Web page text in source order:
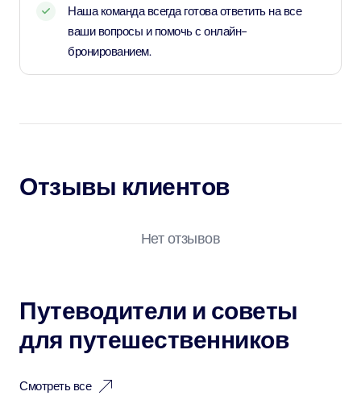
Наша команда всегда готова ответить на все
ваши вопросы и помочь с онлайн-
бронированием.
Отзывы клиентов
Нет отзывов
Путеводители и советы
для путешественников
Смотреть все